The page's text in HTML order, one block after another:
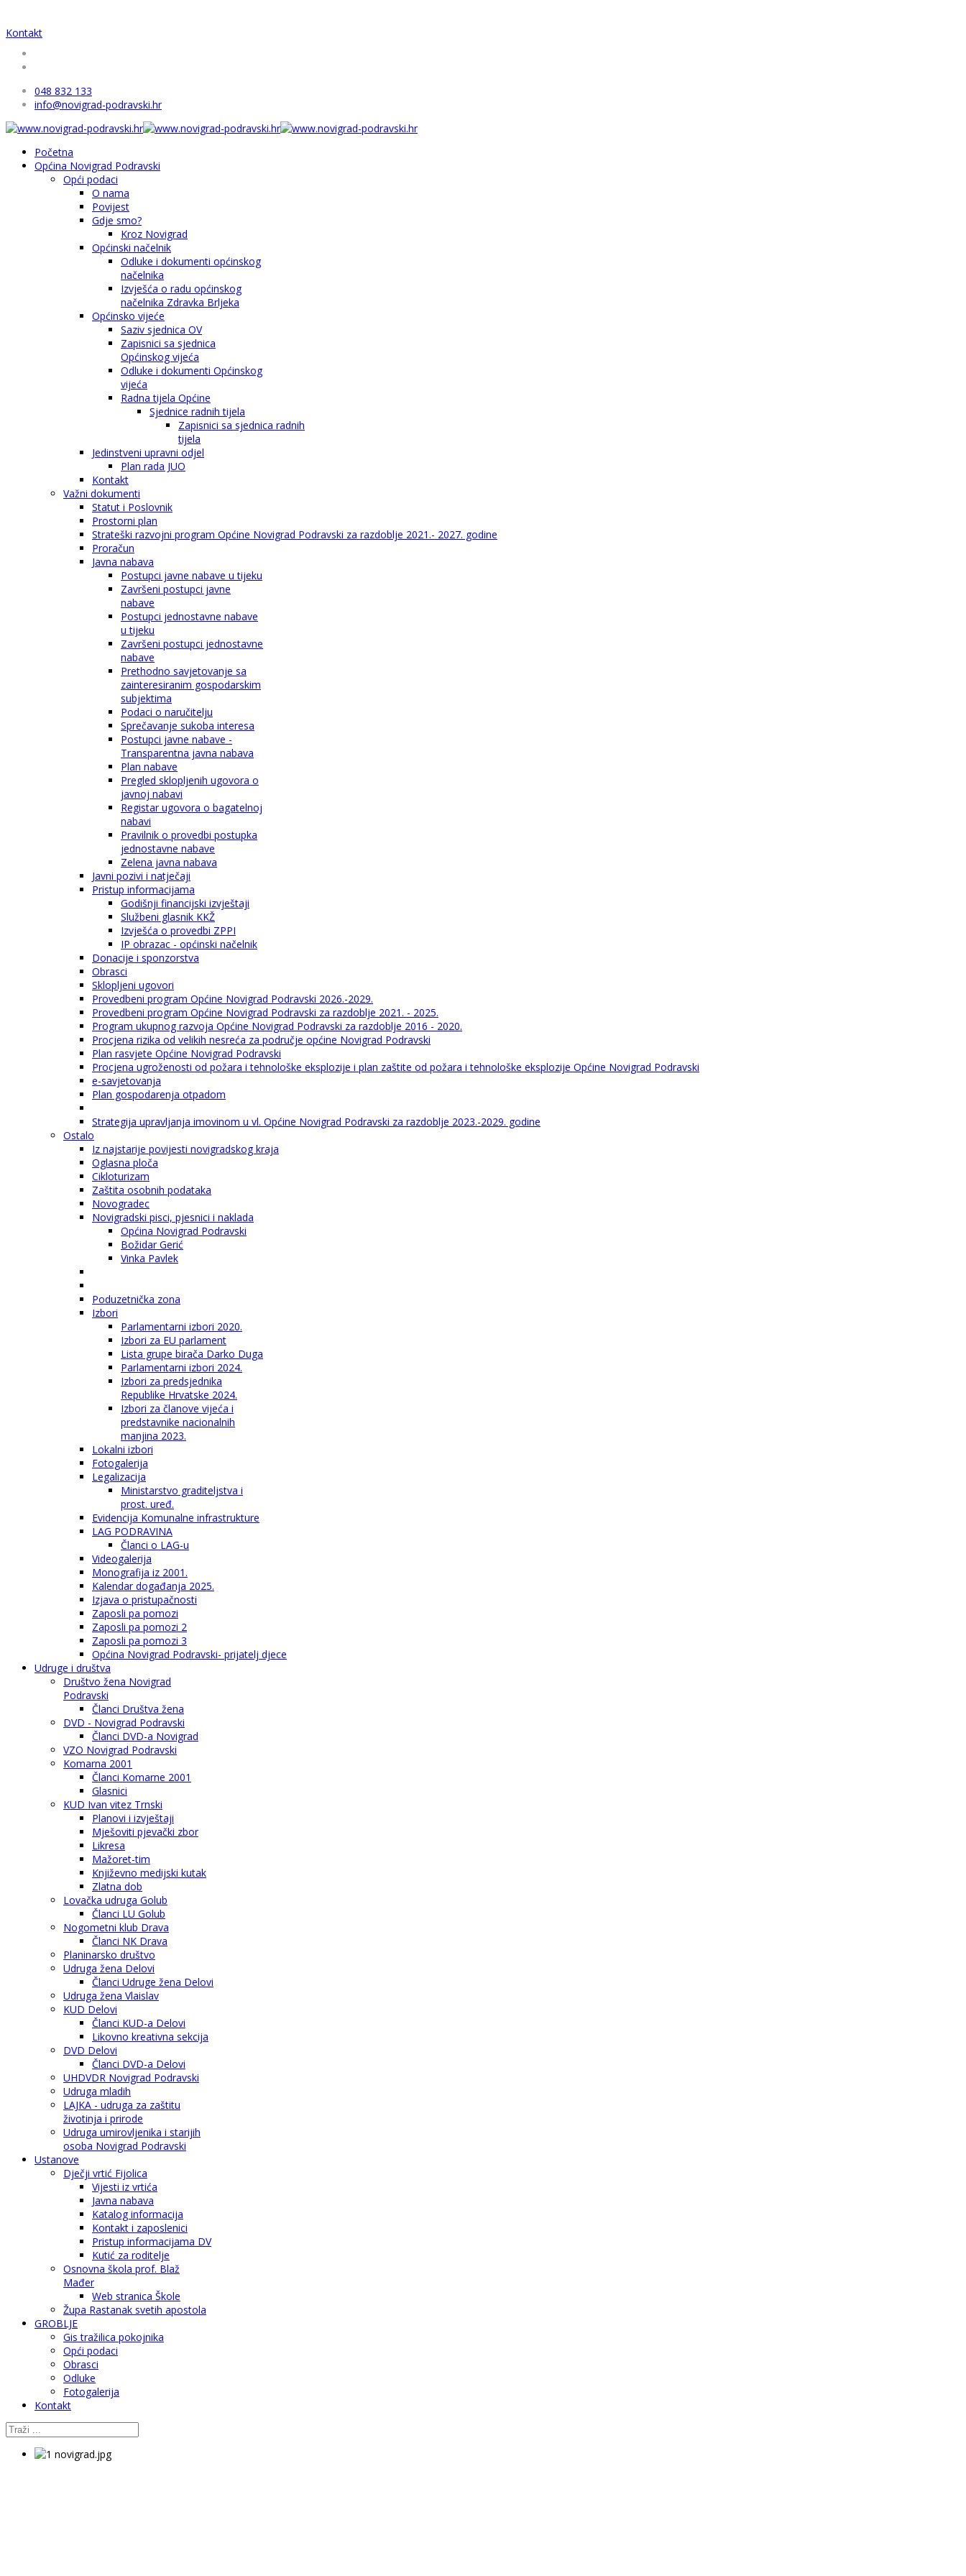
Kontakt
048 832 133
info@novigrad-podravski.hr
Početna
Općina Novigrad Podravski
Opći podaci
O nama
Povijest
Gdje smo?
Kroz Novigrad
Općinski načelnik
Odluke i dokumenti općinskog
načelnika
Izvješća o radu općinskog
načelnika Zdravka Brljeka
Općinsko vijeće
Saziv sjednica OV
Zapisnici sa sjednica
Općinskog vijeća
Odluke i dokumenti Općinskog
vijeća
Radna tijela Općine
Sjednice radnih tijela
Zapisnici sa sjednica radnih
tijela
Jedinstveni upravni odjel
Plan rada JUO
Kontakt
Važni dokumenti
Statut i Poslovnik
Prostorni plan
Strateški razvojni program Općine Novigrad Podravski za razdoblje 2021.- 2027. godine
Proračun
Javna nabava
Postupci javne nabave u tijeku
Završeni postupci javne
nabave
Postupci jednostavne nabave
u tijeku
Završeni postupci jednostavne
nabave
Prethodno savjetovanje sa
zainteresiranim gospodarskim
subjektima
Podaci o naručitelju
Sprečavanje sukoba interesa
Postupci javne nabave -
Transparentna javna nabava
Plan nabave
Pregled sklopljenih ugovora o
javnoj nabavi
Registar ugovora o bagatelnoj
nabavi
Pravilnik o provedbi postupka
jednostavne nabave
Zelena javna nabava
Javni pozivi i natječaji
Pristup informacijama
Godišnji financijski izvještaji
Službeni glasnik KKŽ
Izvješća o provedbi ZPPI
IP obrazac - općinski načelnik
Donacije i sponzorstva
Obrasci
Sklopljeni ugovori
Provedbeni program Općine Novigrad Podravski 2026.-2029.
Provedbeni program Općine Novigrad Podravski za razdoblje 2021. - 2025.
Program ukupnog razvoja Općine Novigrad Podravski za razdoblje 2016 - 2020.
Procjena rizika od velikih nesreća za područje općine Novigrad Podravski
Plan rasvjete Općine Novigrad Podravski
Procjena ugroženosti od požara i tehnološke eksplozije i plan zaštite od požara i tehnološke eksplozije Općine Novigrad Podravski
e-savjetovanja
Plan gospodarenja otpadom
Strategija upravljanja imovinom u vl. Općine Novigrad Podravski za razdoblje 2023.-2029. godine
Ostalo
Iz najstarije povijesti novigradskog kraja
Oglasna ploča
Cikloturizam
Zaštita osobnih podataka
Novogradec
Novigradski pisci, pjesnici i naklada
Općina Novigrad Podravski
Božidar Gerić
Vinka Pavlek
Poduzetnička zona
Izbori
Parlamentarni izbori 2020.
Izbori za EU parlament
Lista grupe birača Darko Duga
Parlamentarni izbori 2024.
Izbori za predsjednika
Republike Hrvatske 2024.
Izbori za članove vijeća i
predstavnike nacionalnih
manjina 2023.
Lokalni izbori
Fotogalerija
Legalizacija
Ministarstvo graditeljstva i
prost. uređ.
Evidencija Komunalne infrastrukture
LAG PODRAVINA
Članci o LAG-u
Videogalerija
Monografija iz 2001.
Kalendar događanja 2025.
Izjava o pristupačnosti
Zaposli pa pomozi
Zaposli pa pomozi 2
Zaposli pa pomozi 3
Općina Novigrad Podravski- prijatelj djece
Udruge i društva
Društvo žena Novigrad
Podravski
Članci Društva žena
DVD - Novigrad Podravski
Članci DVD-a Novigrad
VZO Novigrad Podravski
Komarna 2001
Članci Komarne 2001
Glasnici
KUD Ivan vitez Trnski
Planovi i izvještaji
Mješoviti pjevački zbor
Likresa
Mažoret-tim
Književno medijski kutak
Zlatna dob
Lovačka udruga Golub
Članci LU Golub
Nogometni klub Drava
Članci NK Drava
Planinarsko društvo
Udruga žena Delovi
Članci Udruge žena Delovi
Udruga žena Vlaislav
KUD Delovi
Članci KUD-a Delovi
Likovno kreativna sekcija
DVD Delovi
Članci DVD-a Delovi
UHDVDR Novigrad Podravski
Udruga mladih
LAJKA - udruga za zaštitu
životinja i prirode
Udruga umirovljenika i starijih
osoba Novigrad Podravski
Ustanove
Dječji vrtić Fijolica
Vijesti iz vrtića
Javna nabava
Katalog informacija
Kontakt i zaposlenici
Pristup informacijama DV
Kutić za roditelje
Osnovna škola prof. Blaž
Mađer
Web stranica Škole
Župa Rastanak svetih apostola
GROBLJE
Gis tražilica pokojnika
Opći podaci
Obrasci
Odluke
Fotogalerija
Kontakt